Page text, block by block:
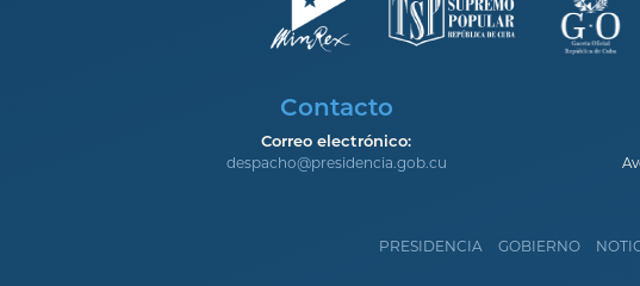
Contacto
Correo electrónico:
despacho@presidencia.gob.cu
PRESIDENCIA GOBIERNO